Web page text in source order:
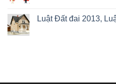
Luật Đất đai 2013,